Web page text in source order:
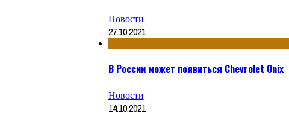
Новости
27.10.2021
В России может появиться Chevrolet Onix
Новости
14.10.2021